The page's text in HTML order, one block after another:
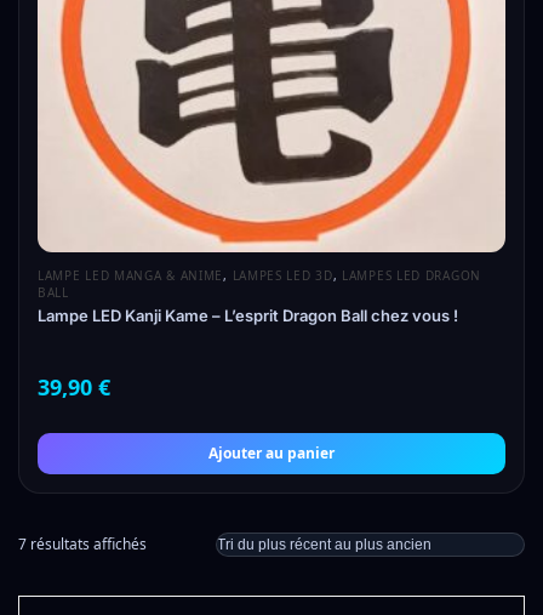
LAMPE LED MANGA & ANIME, LAMPES LED 3D, LAMPES LED DRAGON
BALL
Lampe LED Kanji Kame – L’esprit Dragon Ball chez vous !
39,90 €
Ajouter au panier
7 résultats affichés